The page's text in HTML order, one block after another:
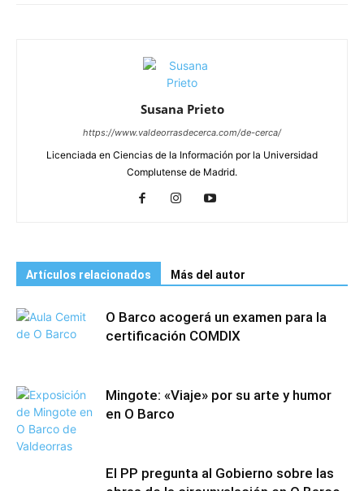
Susana Prieto
https://www.valdeorrasdecerca.com/de-cerca/
Licenciada en Ciencias de la Información por la Universidad
Complutense de Madrid.
Artículos relacionados Más del autor
O Barco acogerá un examen para la
certificación COMDIX
Mingote: «Viaje» por su arte y humor
en O Barco
El PP pregunta al Gobierno sobre las